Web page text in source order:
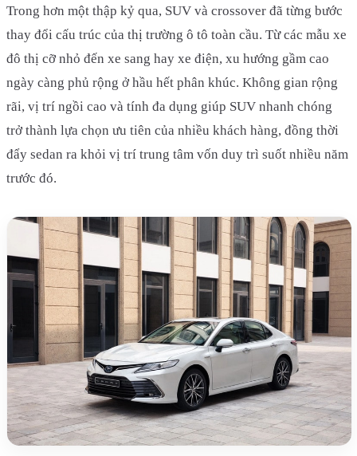
Trong hơn một thập kỷ qua, SUV và crossover đã từng bước
thay đổi cấu trúc của thị trường ô tô toàn cầu. Từ các mẫu xe
đô thị cỡ nhỏ đến xe sang hay xe điện, xu hướng gầm cao
ngày càng phủ rộng ở hầu hết phân khúc. Không gian rộng
rãi, vị trí ngồi cao và tính đa dụng giúp SUV nhanh chóng
trở thành lựa chọn ưu tiên của nhiều khách hàng, đồng thời
đẩy sedan ra khỏi vị trí trung tâm vốn duy trì suốt nhiều năm
trước đó.